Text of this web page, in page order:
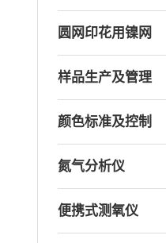
圆网印花用镍网
样品生产及管理
颜色标准及控制
氮气分析仪
便携式测氧仪